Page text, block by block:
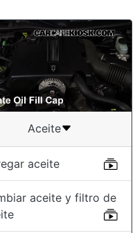
Aceite
aceite
aceite y filtro de